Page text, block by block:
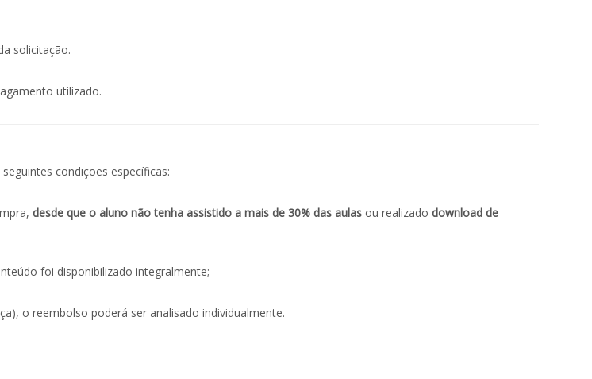
solicitação.
utilizado.
condições específicas:
desde que o aluno não tenha assistido a mais de 30% das aulas ou realizado download de
foi disponibilizado integralmente;
o reembolso poderá ser analisado individualmente.